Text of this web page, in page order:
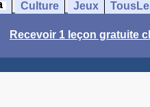
Culture Jeux
Recevoir 1 leçon gratuite